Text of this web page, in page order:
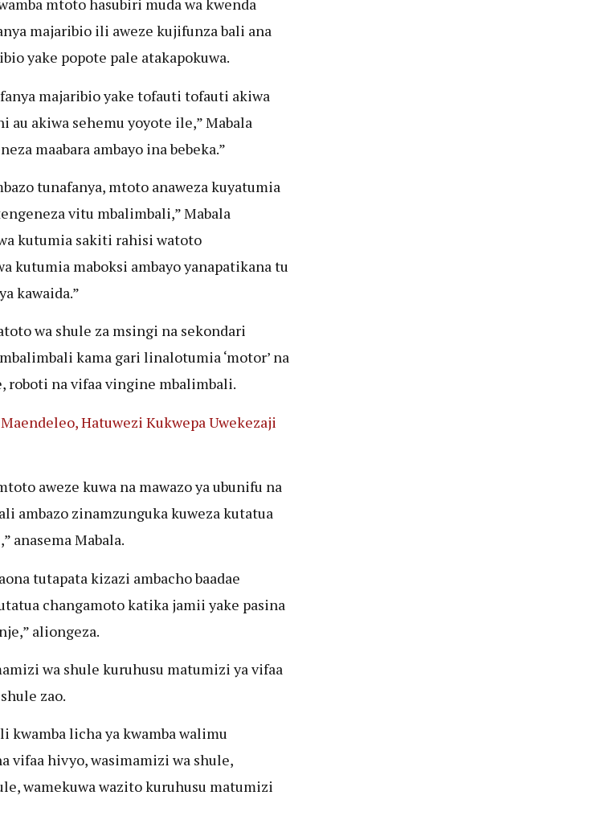
mtoto hasubiri muda wa kwenda
majaribio ili aweze kujifunza bali ana
yake popote pale atakapokuwa.
majaribio yake tofauti tofauti akiwa
au akiwa sehemu yoyote ile,” Mabala
maabara ambayo ina bebeka.”
tunafanya, mtoto anaweza kuyatumia
vitu mbalimbali,” Mabala
kutumia sakiti rahisi watoto
kutumia maboksi ambayo yanapatikana tu
kawaida.”
wa shule za msingi na sekondari
kama gari linalotumia ‘motor’ na
roboti na vifaa vingine mbalimbali.
Hatuwezi Kukwepa Uwekezaji
aweze kuwa na mawazo ya ubunifu na
ambazo zinamzunguka kuweza kutatua
anasema Mabala.
tutapata kizazi ambacho baadae
changamoto katika jamii yake pasina
aliongeza.
wa shule kuruhusu matumizi ya vifaa
zao.
kwamba licha ya kwamba walimu
vifaa hivyo, wasimamizi wa shule,
wamekuwa wazito kuruhusu matumizi